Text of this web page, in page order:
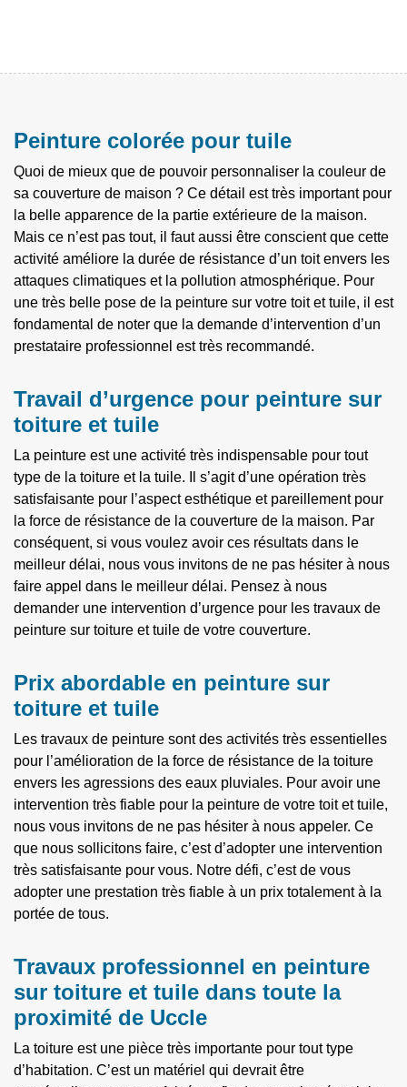
Peinture colorée pour tuile
Quoi de mieux que de pouvoir personnaliser la couleur de
sa couverture de maison ? Ce détail est très important pour
la belle apparence de la partie extérieure de la maison.
Mais ce n’est pas tout, il faut aussi être conscient que cette
activité améliore la durée de résistance d’un toit envers les
attaques climatiques et la pollution atmosphérique. Pour
une très belle pose de la peinture sur votre toit et tuile, il est
fondamental de noter que la demande d’intervention d’un
prestataire professionnel est très recommandé.
Travail d’urgence pour peinture sur
toiture et tuile
La peinture est une activité très indispensable pour tout
type de la toiture et la tuile. Il s’agit d’une opération très
satisfaisante pour l’aspect esthétique et pareillement pour
la force de résistance de la couverture de la maison. Par
conséquent, si vous voulez avoir ces résultats dans le
meilleur délai, nous vous invitons de ne pas hésiter à nous
faire appel dans le meilleur délai. Pensez à nous
demander une intervention d’urgence pour les travaux de
peinture sur toiture et tuile de votre couverture.
Prix abordable en peinture sur
toiture et tuile
Les travaux de peinture sont des activités très essentielles
pour l’amélioration de la force de résistance de la toiture
envers les agressions des eaux pluviales. Pour avoir une
intervention très fiable pour la peinture de votre toit et tuile,
nous vous invitons de ne pas hésiter à nous appeler. Ce
que nous sollicitons faire, c’est d’adopter une intervention
très satisfaisante pour vous. Notre défi, c’est de vous
adopter une prestation très fiable à un prix totalement à la
portée de tous.
Travaux professionnel en peinture
sur toiture et tuile dans toute la
proximité de Uccle
La toiture est une pièce très importante pour tout type
d’habitation. C’est un matériel qui devrait être